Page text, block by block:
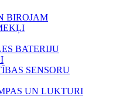
BIROJAM
BATERIJU
SENSORU
UN LUKTURI